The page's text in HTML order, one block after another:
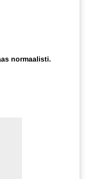
normaalisti.